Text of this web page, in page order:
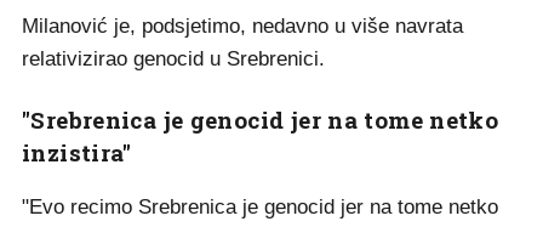
Milanović je, podsjetimo, nedavno u više navrata
relativizirao genocid u Srebrenici.
"Srebrenica je genocid jer na tome netko
inzistira"
"Evo recimo Srebrenica je genocid jer na tome netko